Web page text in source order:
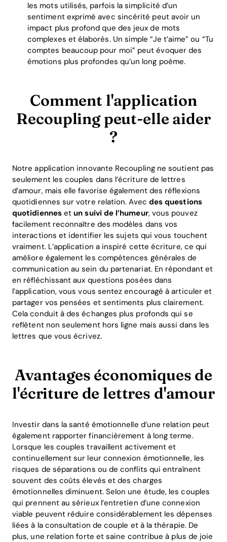
Blog
Download
les mots utilisés, parfois la simplicité d’un
sentiment exprimé avec sincérité peut avoir un
impact plus profond que des jeux de mots
complexes et élaborés. Un simple “Je t’aime” ou “Tu
comptes beaucoup pour moi” peut évoquer des
émotions plus profondes qu’un long poème.
Comment l'application
Recoupling peut-elle aider
?
Notre application innovante Recoupling ne soutient pas
seulement les couples dans l’écriture de lettres
d’amour, mais elle favorise également des réflexions
quotidiennes sur votre relation. Avec des questions
quotidiennesetun suivi de l’humeur, vous pouvez
facilement reconnaître des modèles dans vos
interactions et identifier les sujets qui vous touchent
vraiment. L’application a inspiré cette écriture, ce qui
améliore également les compétences générales de
communication au sein du partenariat. En répondant et
en réfléchissant aux questions posées dans
l’application, vous vous sentez encouragé à articuler et
partager vos pensées et sentiments plus clairement.
Cela conduit à des échanges plus profonds qui se
reflètent non seulement hors ligne mais aussi dans les
lettres que vous écrivez.
Avantages économiques de
l'écriture de lettres d'amour
Investir dans la santé émotionnelle d’une relation peut
également rapporter financièrement à long terme.
Lorsque les couples travaillent activement et
continuellement sur leur connexion émotionnelle, les
risques de séparations ou de conflits qui entraînent
souvent des coûts élevés et des charges
émotionnelles diminuent. Selon une étude, les couples
qui prennent au sérieux l’entretien d’une connexion
viable peuvent réduire considérablement les dépenses
liées à la consultation de couple et à la thérapie. De
plus, une relation forte et saine contribue à plus de joie